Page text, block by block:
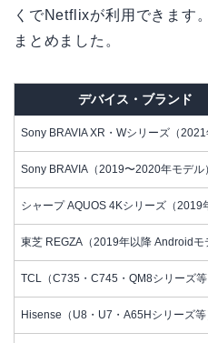
くでNetflixが利用できます
まとめました。
デバイス・ブランド
Sony BRAVIA XR・Wシリーズ（2021
Sony BRAVIA（2019〜2020年モデル）
シャープ AQUOS 4Kシリーズ（2019
東芝 REGZA（2019年以降 Androidモ
TCL（C735・C745・QM8シリーズ等
Hisense（U8・U7・A65Hシリーズ等